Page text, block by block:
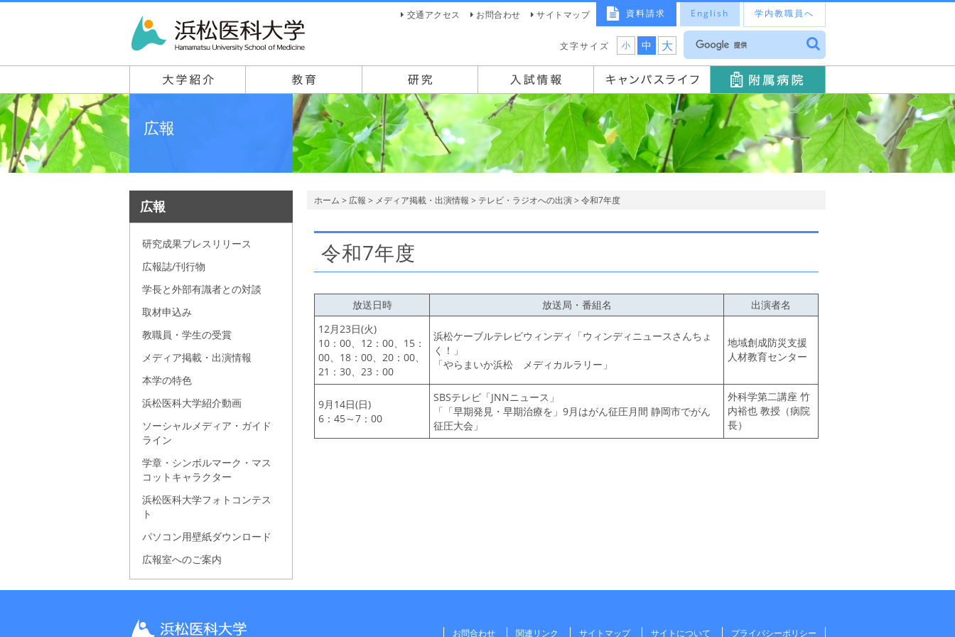
資料請求 English 学内教職員へ
交通アクセス お問合わせ サイトマップ
文字サイズ 小 中 大
広報
ホーム > 広報 > メディア掲載・出演情報 > テレビ・ラジオへの出演> 令和7年度
令和7年度
放送日時 放送局・番組名
出演者名
12月23日(火)
10：00、12：00、15：
00、18：00、20：00、
21：30、23：00
浜松ケーブルテレビウィンディ「ウィンディニュースさんちょ
く！」
「やらまいか浜松 メディカルラリー」
地域創成防災支援
人材教育センター
9月14日(日)
6：45～7：00
SBSテレビ「JNNニュース」
「「早期発見・早期治療を」9月はがん征圧月間 静岡市でがん
征圧大会」
外科学第二講座 竹
内裕也 教授（病院
長）
広報
研究成果プレスリリース
広報誌/刊行物
学長と外部有識者との対談
取材申込み
教職員・学生の受賞
メディア掲載・出演情報
本学の特色
浜松医科大学紹介動画
ソーシャルメディア・ガイド
ライン
学章・シンボルマーク・マス
コットキャラクター
浜松医科大学フォトコンテス
ト
パソコン用壁紙ダウンロード
広報室へのご案内
お問合わせ 関連リンク サイトマップ サイトについて プライバシーポリシー